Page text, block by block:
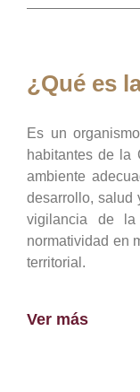
¿Qué es
Es un
habitantes de la
ambiente
desarrollo, salud
vigilancia de
normatividad en
territorial.
Ver más